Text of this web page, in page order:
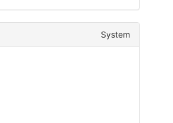
System